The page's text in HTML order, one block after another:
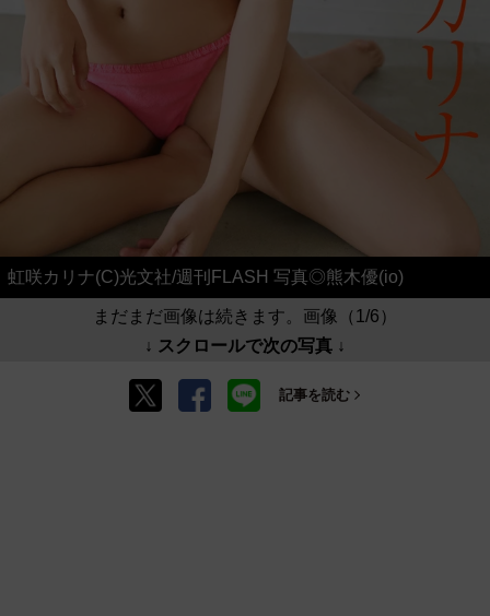
虹咲カリナ(C)光文社/週刊FLASH 写真◎熊木優(io)
まだまだ画像は続きます。画像（1/6）
↓ スクロールで次の写真 ↓
記事を読む